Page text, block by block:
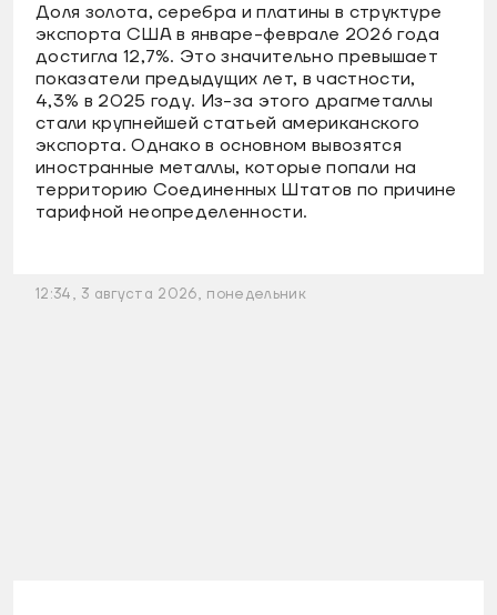
Доля золота, серебра и платины в структуре
экспорта США в январе-феврале 2026 года
достигла 12,7%. Это значительно превышает
показатели предыдущих лет, в частности,
4,3% в 2025 году. Из-за этого драгметаллы
стали крупнейшей статьей американского
экспорта. Однако в основном вывозятся
иностранные металлы, которые попали на
территорию Соединенных Штатов по причине
тарифной неопределенности.
12:34, 3 августа 2026, понедельник